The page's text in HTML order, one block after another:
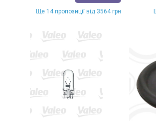
Ще 14 пропозиції від 3564 грн